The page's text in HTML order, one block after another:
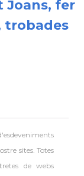
Joans, fer
trobades
sites. Totes
de webs